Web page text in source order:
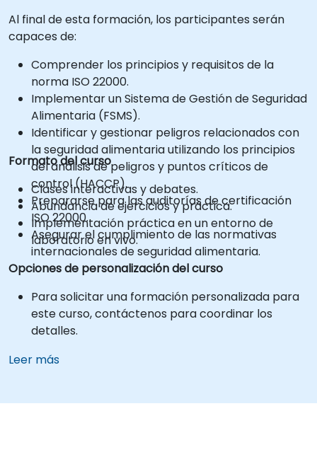
Al final de esta formación, los participantes serán
capaces de:
Comprender los principios y requisitos de la
norma ISO 22000.
Implementar un Sistema de Gestión de Seguridad
Alimentaria (FSMS).
Identificar y gestionar peligros relacionados con
la seguridad alimentaria utilizando los principios
del análisis de peligros y puntos críticos de
control (HACCP).
Prepararse para las auditorías de certificación
ISO 22000.
Asegurar el cumplimiento de las normativas
internacionales de seguridad alimentaria.
Formato del curso
Clases interactivas y debates.
Abundancia de ejercicios y práctica.
Implementación práctica en un entorno de
laboratorio en vivo.
Opciones de personalización del curso
Para solicitar una formación personalizada para
este curso, contáctenos para coordinar los
detalles.
Leer más